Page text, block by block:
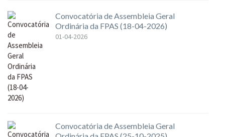
Convocatória de Assembleia Geral
Ordinária da FPAS (18-04-2026)
01-04-2026
Convocatória de Assembleia Geral